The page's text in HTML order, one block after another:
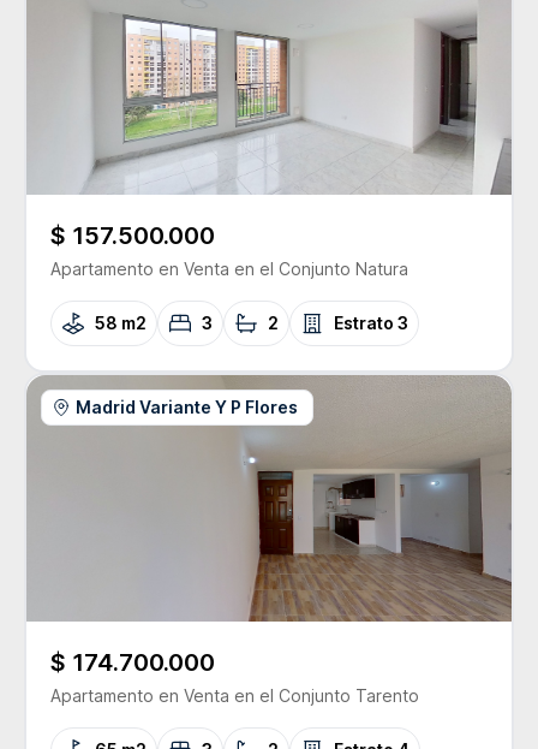
$ 157.500.000
Apartamento en Venta en el Conjunto Natura
58 m2 3 2 Estrato 3
Madrid Variante Y P Flores
$ 174.700.000
Apartamento en Venta en el Conjunto Tarento